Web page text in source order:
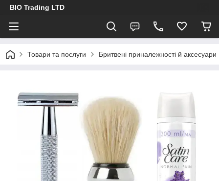
BIO Trading LTD
Товари та послуги Бритвені приналежності й аксесуари